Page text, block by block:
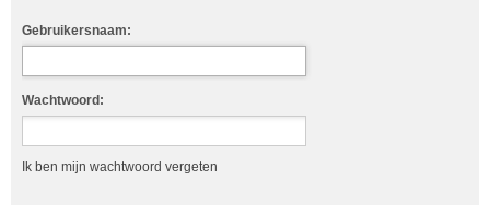
Gebruikersnaam:
Wachtwoord:
Ik ben mijn wachtwoord vergeten